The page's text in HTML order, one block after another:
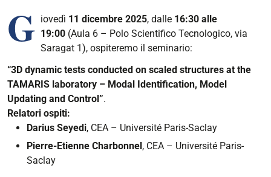
G iovedì 11 dicembre 2025, dalle 16:30 alle
19:00 (Aula 6 – Polo Scientifico Tecnologico, via
Saragat 1), ospiteremo il seminario:
“3D dynamic tests conducted on scaled structures at the
TAMARIS laboratory – Modal Identification, Model
Updating and Control”.
Relatori ospiti:
Darius Seyedi, CEA – Université Paris-Saclay
Pierre-Etienne Charbonnel , CEA – Université Paris-
Saclay